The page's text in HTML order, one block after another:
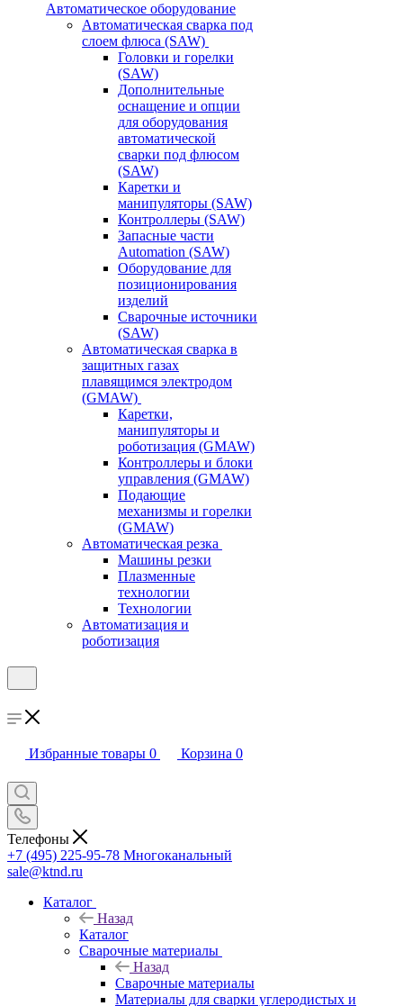
Автоматическое оборудование
Автоматическая сварка под
слоем флюса (SAW)
Головки и горелки
(SAW)
Дополнительные
оснащение и опции
для оборудования
автоматической
сварки под флюсом
(SAW)
Каретки и
манипуляторы (SAW)
Контроллеры (SAW)
Запасные части
Automation (SAW)
Оборудование для
позиционирования
изделий
Сварочные источники
(SAW)
Автоматическая сварка в
защитных газах
плавящимся электродом
(GMAW)
Каретки,
манипуляторы и
роботизация (GMAW)
Контроллеры и блоки
управления (GMAW)
Подающие
механизмы и горелки
(GMAW)
Автоматическая резка
Машины резки
Плазменные
технологии
Технологии
Автоматизация и
роботизация
Избранные товары 0 Корзина 0
Телефоны
+7 (495) 225-95-78 Многоканальный
sale@ktnd.ru
Каталог
Назад
Каталог
Сварочные материалы
Назад
Сварочные материалы
Материалы для сварки углеродистых и